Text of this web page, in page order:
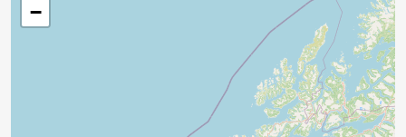
−